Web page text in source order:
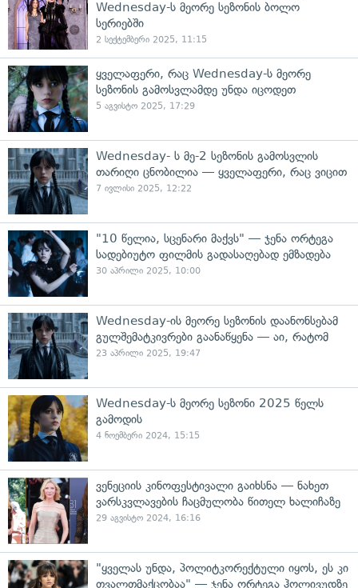
Wednesday-ს მეორე სეზონის ბოლო
სერიებში
2 სექტემბერი 2025, 11:15
ყველაფერი, რაც Wednesday-ს მეორე
სეზონის გამოსვლამდე უნდა იცოდეთ
5 აგვისტო 2025, 17:29
Wednesday- ს მე-2 სეზონის გამოსვლის
თარიღი ცნობილია — ყველაფერი, რაც ვიცით
7 ივლისი 2025, 12:22
"10 წელია, სცენარი მაქვს" — ჯენა ორტეგა
სადებიუტო ფილმის გადასაღებად ემზადება
30 აპრილი 2025, 10:00
Wednesday-ის მეორე სეზონის დაანონსებამ
გულშემატკივრები გაანაწყენა — აი, რატომ
23 აპრილი 2025, 19:47
Wednesday-ს მეორე სეზონი 2025 წელს
გამოდის
4 ნოემბერი 2024, 15:15
ვენეციის კინოფესტივალი გაიხსნა — ნახეთ
ვარსკვლავების ჩაცმულობა წითელ ხალიჩაზე
29 აგვისტო 2024, 16:16
"ყველას უნდა, პოლიტკორექტული იყოს, ეს კი
თვალთმაქცობაა" — ჯენა ორტეგა ჰოლივუდზე